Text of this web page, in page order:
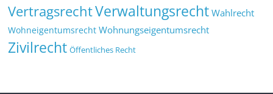
VertragsrechtVerwaltungsrecht Wahlrecht
Wohneigentumsrecht Wohnungseigentumsrecht
Zivilrecht Öffentliches Recht